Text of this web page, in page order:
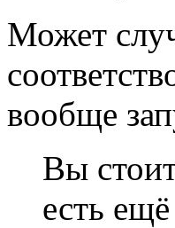
Может
вообще
Вы
есть